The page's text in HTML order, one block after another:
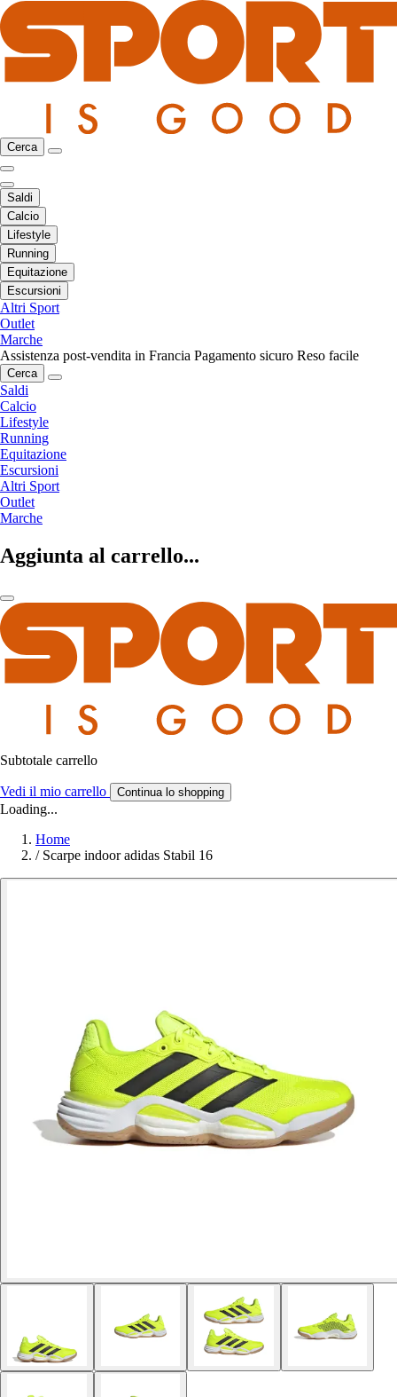
Cerca
Saldi
Calcio
Lifestyle
Running
Equitazione
Escursioni
Altri Sport
Outlet
Marche
Assistenza post-vendita in Francia Pagamento sicuro Reso facile
Cerca
Saldi
Calcio
Lifestyle
Running
Equitazione
Escursioni
Altri Sport
Outlet
Marche
Aggiunta al carrello...
Subtotale carrello
Vedi il mio carrello Continua lo shopping
Loading...
Home
/ Scarpe indoor adidas Stabil 16